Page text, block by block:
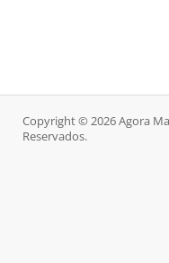
Copyright © 2026 Agora
Reservados.